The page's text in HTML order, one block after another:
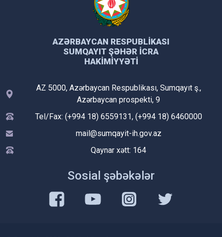
AZƏRBAYCAN RESPUBLIKASI
SUMQAYIT ŞƏHƏR İCRA
HAKIMIYYƏTI
AZ 5000, Azərbaycan Respublikası, Sumqayıt ş.,
Azərbaycan prospekti, 9
Tel/Fax: (+994 18) 6559131, (+994 18) 6460000
mail@sumqayit-ih.gov.az
Qaynar xətt: 164
Sosial şəbəkələr